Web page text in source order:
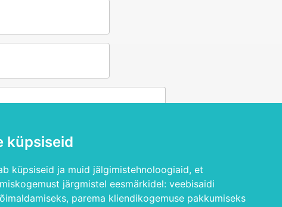
küpsiseid
küpsiseid ja muid jälgimistehnoloogiaid, et
järgmistel eesmärkidel: veebisaidi
, parema kliendikogemuse pakkumiseks
privaatsuspoliitikaga